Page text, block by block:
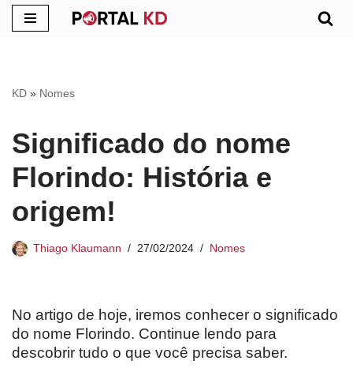
conteúdo
KD » Nomes
Significado do nome
Florindo: História e
origem!
Thiago Klaumann 27/02/2024 Nomes
No artigo de hoje, iremos conhecer o significado
do nome Florindo. Continue lendo para
descobrir tudo o que você precisa saber.